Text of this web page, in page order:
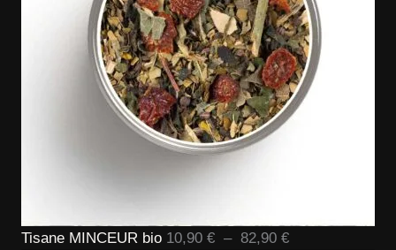
Tisane MINCEUR bio 10,90 € – 82,90 €Plage